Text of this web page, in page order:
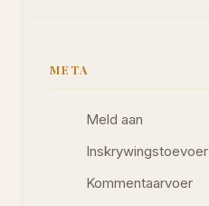
META
Meld aan
Inskrywingstoevoer
Kommentaarvoer